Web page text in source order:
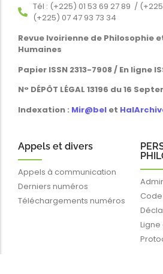
Tél : (+225) 01 53 69 27 89 /
(+225) 07 47 93 73 34
Revue Ivoirienne de Philosophie
Humaines
Papier ISSN 2313-7908 / En ligne
N° DÉPÔT LÉGAL 13196 du 16
Indexation : Mir@bel et
Appels et divers
Appels à communication
Derniers numéros
Téléchargements numéros